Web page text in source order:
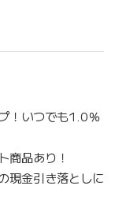
！いつでも1.0％
商品あり！
現金引き落としに